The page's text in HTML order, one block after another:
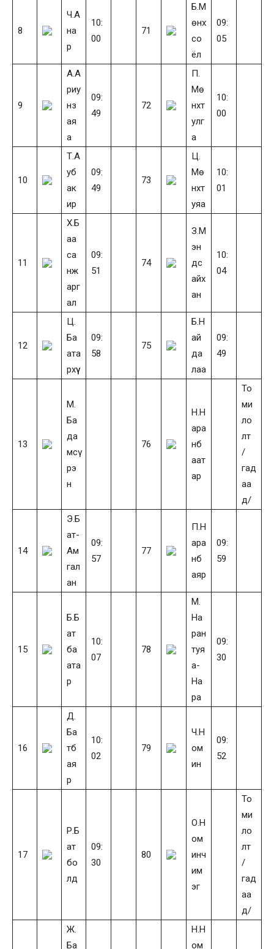
8
Ч.А
на
р
10:
00
71
Б.М
өнх
со
ёл
09:
05
9
А.А
риу
нз
ая
а
09:
49
72
П.
Мө
нхт
улг
а
10:
00
10
Т.А
уб
ак
ир
09:
49
73
Ц.
Мө
нхт
уяа
10:
01
11
Х.Б
аа
са
нж
арг
ал
09:
51
74
З.М
эн
дс
айх
ан
10:
04
12
Ц.
Ба
ата
рхүү
09:
58
75
Б.Н
ай
да
лаа
09:
49
13
М.
Ба
да
мсү
рэ
н
76
Н.Н
ара
нб
аат
ар
То
ми
ло
лт
/
гад
аа
д/
14
Э.Б
ат-
Ам
гал
ан
09:
57
77
П.Н
ара
нб
аяр
09:
59
15
Б.Б
ат
ба
ата
р
10:
07
78
М.
На
ран
туя
а-
На
ра
09:
30
16
Д.
Ба
тб
ая
р
10:
02
79
Ч.Н
ом
ин
09:
52
17
Р.Б
ат
бо
лд
09:
30
80
О.Н
ом
инч
им
эг
То
ми
ло
лт
/
гад
аа
д/
Ж.
Ба
Н.Н
ом